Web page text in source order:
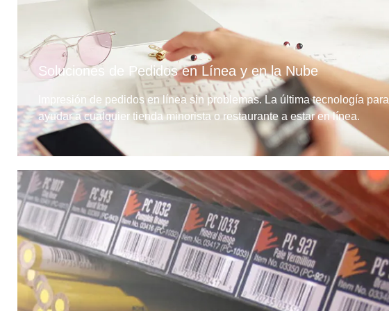
Soluciones de Pedidos en Línea y en la Nube
Impresión de pedidos en línea sin problemas. La última tecnología para
ayudar a cualquier tienda minorista o restaurante a estar en línea.